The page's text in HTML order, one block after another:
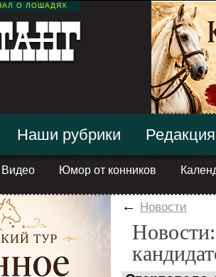
О ЛОШАДЯХ
Видео Юмор от конников
Наши рубрики Редакция
← Новости